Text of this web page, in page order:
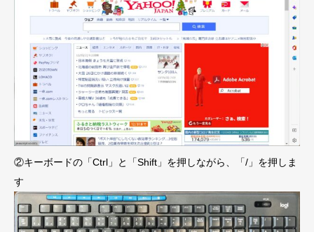
②キーボードの「Ctrl」と「Shift」を押しながら、「/」を押しま
す